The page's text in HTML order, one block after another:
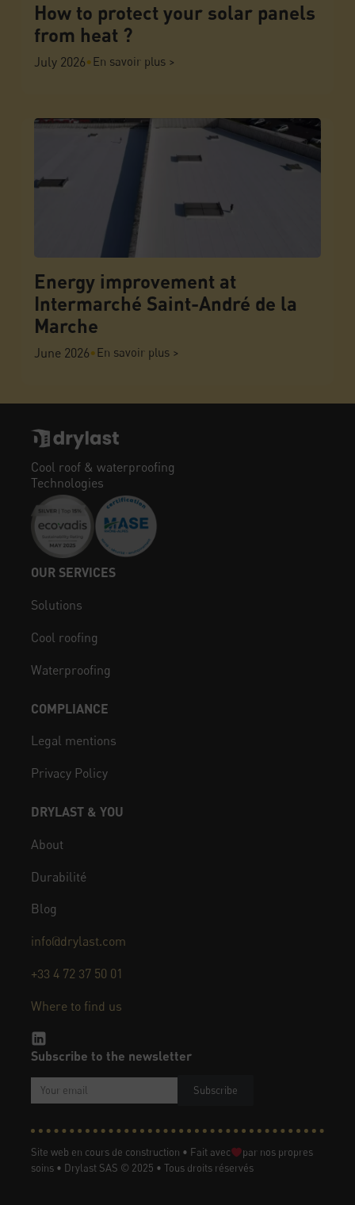
How to protect your solar panels
from heat ?
July 2026•En savoir plus >
Energy improvement at
Intermarché Saint-André de la
Marche
June 2026•En savoir plus >
Cool roof & waterproofing
Technologies
OUR SERVICES
Solutions
Cool roofing
Waterproofing
COMPLIANCE
Legal mentions
Privacy Policy
DRYLAST & YOU
About
Durabilité
Blog
info@drylast.com
+33 4 72 37 50 01
Where to find us
Subscribe to the newsletter
Subscribe
Site web en cours de construction • Fait avec
par nos propres
soins • Drylast SAS © 2025 • Tous droits réservés